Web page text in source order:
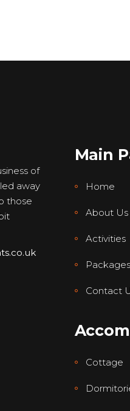
of
away
those
Main
Home
About Us
Activities
Packages
Contact
Cottage